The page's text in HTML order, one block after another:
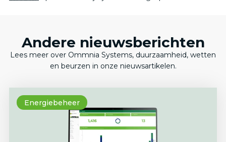
Andere nieuwsberichten
Lees meer over Ommnia Systems, duurzaamheid, wetten
en beurzen in onze nieuwsartikelen.
Energiebeheer